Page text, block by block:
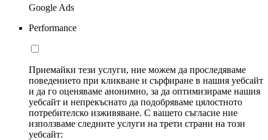
Google Ads
Performance
Приемайки тези услуги, ние можем да проследяваме
поведението при кликване и сърфиране в нашия уебсайт
и да го оценяваме анонимно, за да оптимизираме нашия
уебсайт и непрекъснато да подобряваме цялостното
потребителско изживяване. С вашето съгласие ние
използваме следните услуги на трети страни на този
уебсайт: